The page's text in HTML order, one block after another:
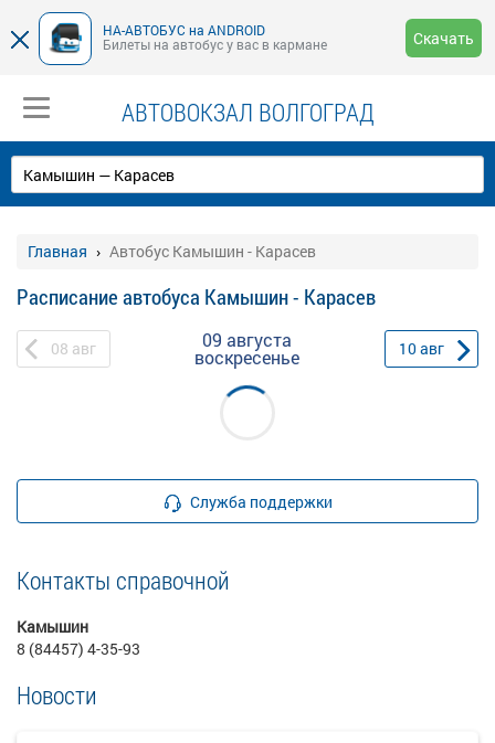
НА-АВТОБУС на ANDROID
Билеты на автобус у вас в кармане
Скачать
АВТОВОКЗАЛ ВОЛГОГРАД
Главная Автобус Камышин - Карасев
Расписание автобуса Камышин - Карасев
08 авг 09 августа
воскресенье 10авг
Служба поддержки
Контакты справочной
Камышин
8 (84457) 4-35-93
Новости